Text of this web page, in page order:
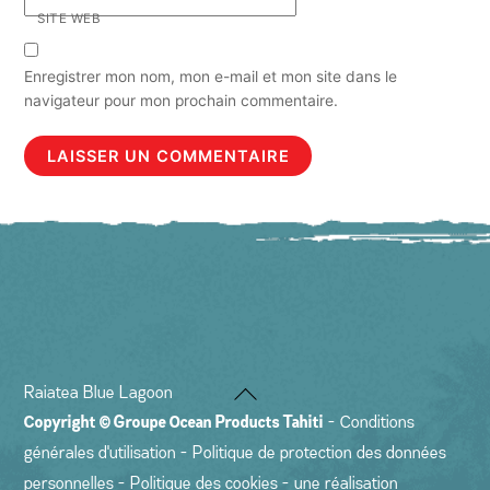
SITE WEB
Enregistrer mon nom, mon e-mail et mon site dans le
navigateur pour mon prochain commentaire.
Back
To
Top
Raiatea Blue Lagoon
Copyright ©Groupe Ocean Products Tahiti -Conditions
générales d'utilisation -Politique de protection des données
personnelles -Politique des cookies - une réalisation